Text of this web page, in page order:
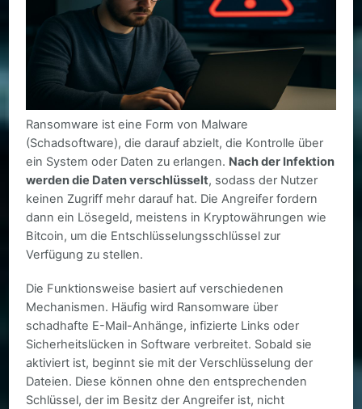
Ransomware ist eine Form von Malware
(Schadsoftware), die darauf abzielt, die Kontrolle über
ein System oder Daten zu erlangen. Nach der Infektion
werden die Daten verschlüsselt, sodass der Nutzer
keinen Zugriff mehr darauf hat. Die Angreifer fordern
dann ein Lösegeld, meistens in Kryptowährungen wie
Bitcoin, um die Entschlüsselungsschlüssel zur
Verfügung zu stellen.
Die Funktionsweise basiert auf verschiedenen
Mechanismen. Häufig wird Ransomware über
schadhafte E-Mail-Anhänge, infizierte Links oder
Sicherheitslücken in Software verbreitet. Sobald sie
aktiviert ist, beginnt sie mit der Verschlüsselung der
Dateien. Diese können ohne den entsprechenden
Schlüssel, der im Besitz der Angreifer ist, nicht